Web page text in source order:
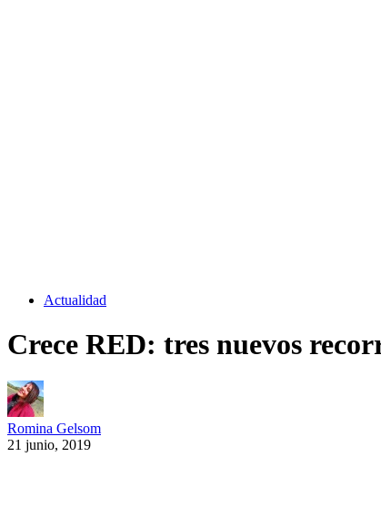
Actualidad
Crece RED: tres nuevos
Romina Gelsom
21 junio, 2019